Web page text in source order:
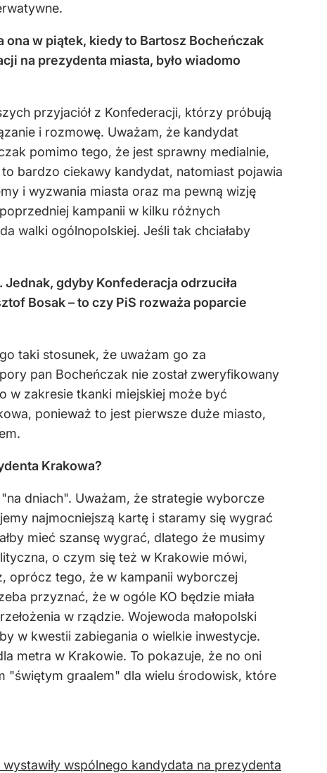
ona w piątek, kiedy to Bartosz Bocheńczak
na prezydenta miasta, było wiadomo
przyjaciół z Konfederacji, którzy próbują
i rozmowę. Uważam, że kandydat
pomimo tego, że jest sprawny medialnie,
bardzo ciekawy kandydat, natomiast pojawia
i wyzwania miasta oraz ma pewną wizję
kampanii w kilku różnych
walki ogólnopolskiej. Jeśli tak chciałaby
gdyby Konfederacja odrzuciła
Bosak – to czy PiS rozważa poparcie
taki stosunek, że uważam go za
pan Bocheńczak nie został zweryfikowany
w zakresie tkanki miejskiej może być
ponieważ to jest pierwsze duże miasto,
Krakowa?
dniach". Uważam, że strategie wyborcze
najmocniejszą kartę i staramy się wygrać
mieć szansę wygrać, dlatego że musimy
o czym się też w Krakowie mówi,
oprócz tego, że w kampanii wyborczej
przyznać, że w ogóle KO będzie miała
w rządzie. Wojewoda małopolski
w kwestii zabiegania o wielkie inwestycje.
metra w Krakowie. To pokazuje, że no oni
"świętym graalem" dla wielu środowisk, które
wspólnego kandydata na prezydenta